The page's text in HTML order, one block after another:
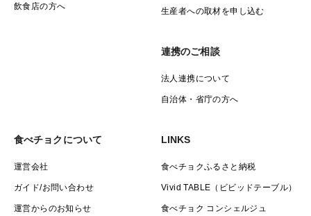
飲食店の方へ 生産者への取材を申し込む
連携のご相談
法人連携について
自治体・省庁の方へ
食べチョクについて
運営会社
ガイド/お問い合わせ
運営からのお知らせ
LINKS
食べチョクふるさと納税
Vivid TABLE（ビビッドテーブル）
食べチョク コンシェルジュ